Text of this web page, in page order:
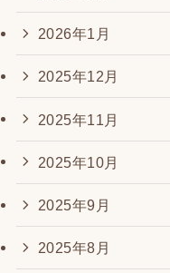
2026年1月
2025年12月
2025年11月
2025年10月
2025年9月
2025年8月